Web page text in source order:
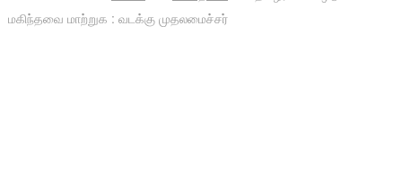
மகிந்தவை மாற்றுக : வடக்கு முதலமைச்சர்